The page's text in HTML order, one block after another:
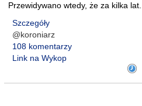
Przewidywano wtedy, że za kilka lat...
Szczegóły
@koroniarz
108 komentarzy
Link na Wykop